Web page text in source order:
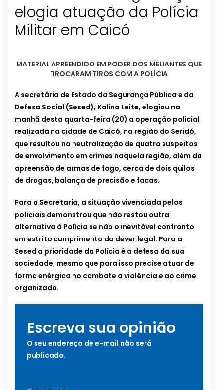
elogia atuação da Polícia
Militar em Caicó
MATERIAL APREENDIDO EM PODER DOS MELIANTES QUE
TROCARAM TIROS COM A POLÍCIA
A secretária de Estado da Segurança Pública e da
Defesa Social (Sesed), Kalina Leite, elogiou na
manhã desta quarta-feira (20) a operação policial
realizada na cidade de Caicó, na região do Seridó,
que resultou na neutralização de quatro suspeitos
de envolvimento em crimes naquela região, além da
apreensão de armas de fogo, cerca de dois quilos
de drogas, balança de precisão e facas.
Para a Secretaria, a situação vivenciada pelos
policiais demonstrou que não restou outra
alternativa à Polícia se não o inevitável confronto
em estrito cumprimento do dever legal. Para a
Sesed a prioridade da Polícia é a defesa da sua
sociedade, mesmo que para isso precise atuar de
forma enérgica no combate a violência e ao crime
organizado.
Escreva sua opinião
O seu endereço de e-mail não será
publicado.